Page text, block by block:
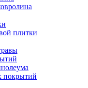
плитки
покрытий